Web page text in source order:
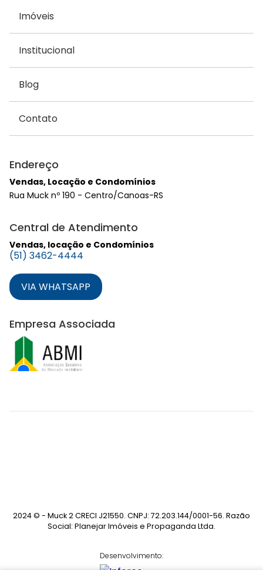
Imóveis
Institucional
Blog
Contato
Endereço
Vendas, Locação e Condomínios
Rua Muck nº 190 - Centro/Canoas-RS
Central de Atendimento
Vendas, locação e Condomínios
(51) 3462-4444
VIA WHATSAPP
Empresa Associada
2024 © - Muck 2 CRECI J21550. CNPJ: 72.203.144/0001-56. Razão
Social: Planejar Imóveis e Propaganda Ltda.
Desenvolvimento: